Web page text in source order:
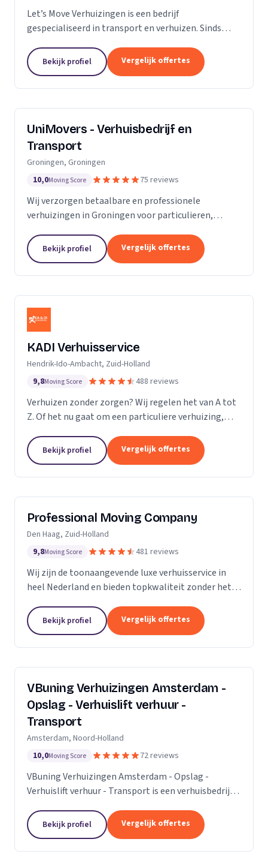
Let’s Move Verhuizingen is een bedrijf
gespecialiseerd in transport en verhuizen. Sinds
van de KvK. Door de toename van opdrachtgevers
hebben wij...
Bekijk profiel Vergelijk offertes
UniMovers - Verhuisbedrijf en
Transport
Groningen, Groningen
10,0Moving Score 75 reviews
Wij verzorgen betaalbare en professionele
verhuizingen in Groningen voor particulieren,
Bekijk profiel Vergelijk offertes
KADI Verhuisservice
Hendrik-Ido-Ambacht, Zuid-Holland
9,8Moving Score 488 reviews
Verhuizen zonder zorgen? Wij regelen het van A tot
Z. Of het nu gaat om een particuliere verhuizing,
snel, zorgvuldig en betrouwbaar. Van inpakken en
monteren tot transport en tijdelijke opslag — u
kunt op ons rekenen. Met onze professionele
Bekijk profiel Vergelijk offertes
Professional Moving Company
Den Haag, Zuid-Holland
9,8Moving Score 481 reviews
Wij zijn de toonaangevende luxe verhuisservice in
heel Nederland en bieden topkwaliteit zonder het
verhuisproces te transformeren in een naadloze en...
Bekijk profiel Vergelijk offertes
VBuning Verhuizingen Amsterdam -
Opslag - Verhuislift verhuur -
Transport
Amsterdam, Noord-Holland
10,0Moving Score 72 reviews
VBuning Verhuizingen Amsterdam - Opslag -
Verhuislift verhuur - Transport is een verhuisbedrijf
Bekijk profiel Vergelijk offertes